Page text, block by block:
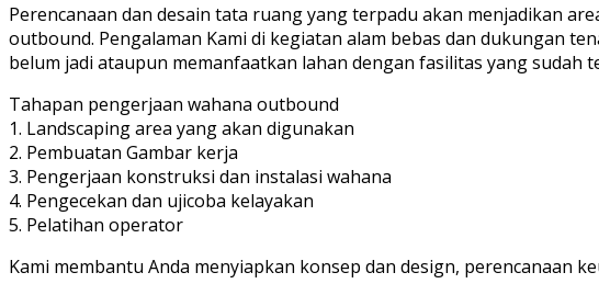
Perencanaan dan desain tata ruang yang terpadu akan menjadikan
outbound. Pengalaman Kami di kegiatan alam bebas dan dukungan
belum jadi ataupun memanfaatkan lahan dengan fasilitas yang sudah
Tahapan pengerjaan wahana outbound
1. Landscaping area yang akan digunakan
2. Pembuatan Gambar kerja
3. Pengerjaan konstruksi dan instalasi wahana
4. Pengecekan dan ujicoba kelayakan
5. Pelatihan operator
Kami membantu Anda menyiapkan konsep dan design, perencanaan